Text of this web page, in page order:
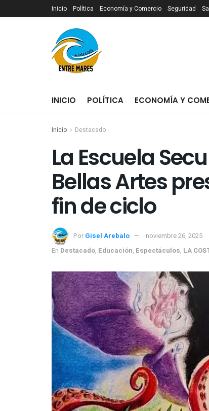
Inicio Política Economía y Comercio Seguridad
INICIO POLÍTICA ECONOMÍA Y
Inicio Destacado
La Escuela
Bellas Artes
fin de ciclo
Por Gisel Arebalo
noviembre 26, 2025
En Destacado, Educación, Espectáculos, LA